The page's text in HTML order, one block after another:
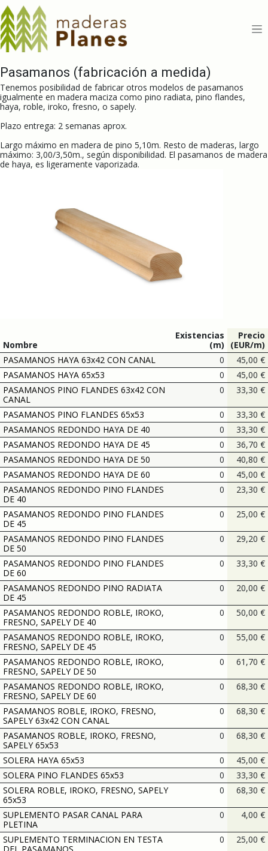
Ir al contenido
Pasamanos (fabricación a medida)
Tenemos posibilidad de fabricar otros modelos de pasamanos
igualmente en madera maciza como pino radiata, pino flandes,
haya, roble, iroko, fresno, o sapely.
Plazo entrega: 2 semanas aprox.
Largo máximo en madera de pino 5,10m. Resto de maderas, largo
máximo: 3,00/3,50m., según disponibilidad. El pasamanos de madera
de haya, es ligeramente vaporizada.
Nombre
Existencias
(m)
Precio
(EUR/m)
PASAMANOS HAYA 63x42 CON CANAL
0 45,00 €
PASAMANOS HAYA 65x53
0 45,00 €
PASAMANOS PINO FLANDES 63x42 CON
CANAL
0 33,30 €
PASAMANOS PINO FLANDES 65x53 0 33,30 €
PASAMANOS REDONDO HAYA DE 40
0 33,30 €
PASAMANOS REDONDO HAYA DE 45
0 36,70 €
PASAMANOS REDONDO HAYA DE 50
0 40,80 €
PASAMANOS REDONDO HAYA DE 60
0 45,00 €
PASAMANOS REDONDO PINO FLANDES
DE 40
0 23,30 €
PASAMANOS REDONDO PINO FLANDES
DE 45
0 25,00 €
PASAMANOS REDONDO PINO FLANDES
DE 50
0 29,20 €
PASAMANOS REDONDO PINO FLANDES
DE 60
0 33,30 €
PASAMANOS REDONDO PINO RADIATA
DE 45
0 20,00 €
PASAMANOS REDONDO ROBLE, IROKO,
FRESNO, SAPELY DE 40
0 50,00 €
PASAMANOS REDONDO ROBLE, IROKO,
FRESNO, SAPELY DE 45
0 55,00 €
PASAMANOS REDONDO ROBLE, IROKO,
FRESNO, SAPELY DE 50
0 61,70 €
PASAMANOS REDONDO ROBLE, IROKO,
FRESNO, SAPELY DE 60
0 68,30 €
PASAMANOS ROBLE, IROKO, FRESNO,
SAPELY 63x42 CON CANAL
0 68,30 €
PASAMANOS ROBLE, IROKO, FRESNO,
SAPELY 65x53
0 68,30 €
SOLERA HAYA 65x53 0 45,00 €
SOLERA PINO FLANDES 65x53
0 33,30 €
SOLERA ROBLE, IROKO, FRESNO, SAPELY
65x53
0 68,30 €
SUPLEMENTO PASAR CANAL PARA
PLETINA
0 4,00 €
SUPLEMENTO TERMINACION EN TESTA
DEL PASAMANOS
0 25,00 €